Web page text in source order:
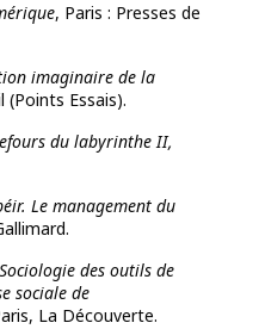
, Paris : Presses de
imaginaire de la
(Points Essais).
du labyrinthe II,
Le management du
Sociologie des outils de
sociale de
La Découverte.